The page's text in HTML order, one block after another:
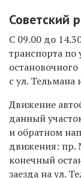
Советский
С 09.00 до
транспорта по
с ул. Тельмана
Движение
данный
и обратном
движения: пр.
конечный
заезда на ул.